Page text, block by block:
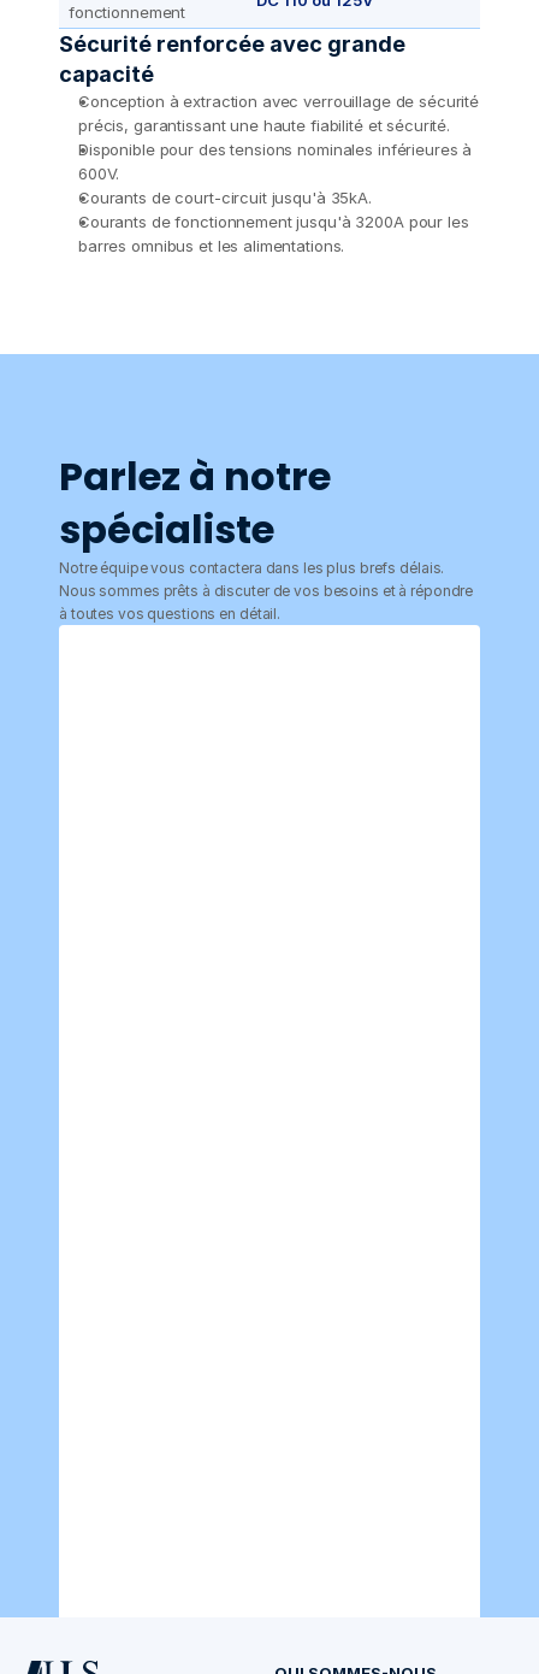
fonctionnement
Sécurité renforcée avec grande
capacité
Conception à extraction avec verrouillage de sécurité
précis, garantissant une haute fiabilité et sécurité.
Disponible pour des tensions nominales inférieures à
600V.
Courants de court-circuit jusqu'à 35kA.
Courants de fonctionnement jusqu'à 3200A pour les
barres omnibus et les alimentations.
Parlez à notre
spécialiste
Notre équipe vous contactera dans les plus brefs délais.
Nous sommes prêts à discuter de vos besoins et à répondre
à toutes vos questions en détail.